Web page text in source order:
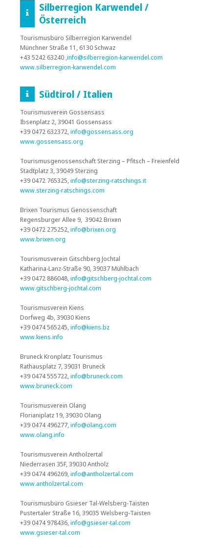
Silberregion Karwendel /
Österreich
Tourismusbüro Silberregion Karwendel
Münchner Straße 11, 6130 Schwaz
+43 5242 63240 ,info@silberregion-karwendel.com
www.silberregion-karwendel.com
Südtirol / Italien
Tourismusverein Gossensass
Ibsenplatz 2, 39041 Gossensass
+39 0472 632372,info@gossensass.org
www.gossensass.org
Tourismusgenossenschaft Sterzing – Pfitsch – Freienfeld
Stadtplatz 3, 39049 Sterzing
+39 0472 765325,info@sterzing-ratschings.it
www.sterzing-ratschings.com
Brixen Tourismus Genossenschaft
Regensburger Allee 9, 39042 Brixen
+39 0472 275252,info@brixen.org
www.brixen.org
Tourismusverein Gitschberg Jochtal
Katharina-Lanz-Straße 90, 39037 Mühlbach
+39 0472 886048,info@gitschberg-jochtal.com
www.gitschberg-jochtal.com
Tourismusverein Kiens
Dorfweg 4b, 39030 Kiens
+39 0474 565245,info@kiens.bz
www.kiens.info
Bruneck Kronplatz Tourismus
Rathausplatz 7, 39031 Bruneck
+39 0474 555722,info@bruneck.com
www.bruneck.com
Tourismusverein Olang
Florianiplatz 19, 39030 Olang
+39 0474 496277,info@olang.com
www.olang.info
Tourismusverein Antholzertal
Niederrasen 35F, 39030 Antholz
+39 0474 496269,info@antholzertal.com
www.antholzertal.com
Tourismusbüro Gsieser Tal-Welsberg-Taisten
Pustertaler Straße 16, 39035 Welsberg-Taisten
+39 0474 978436,info@gsieser-tal.com
www.gsieser-tal.com